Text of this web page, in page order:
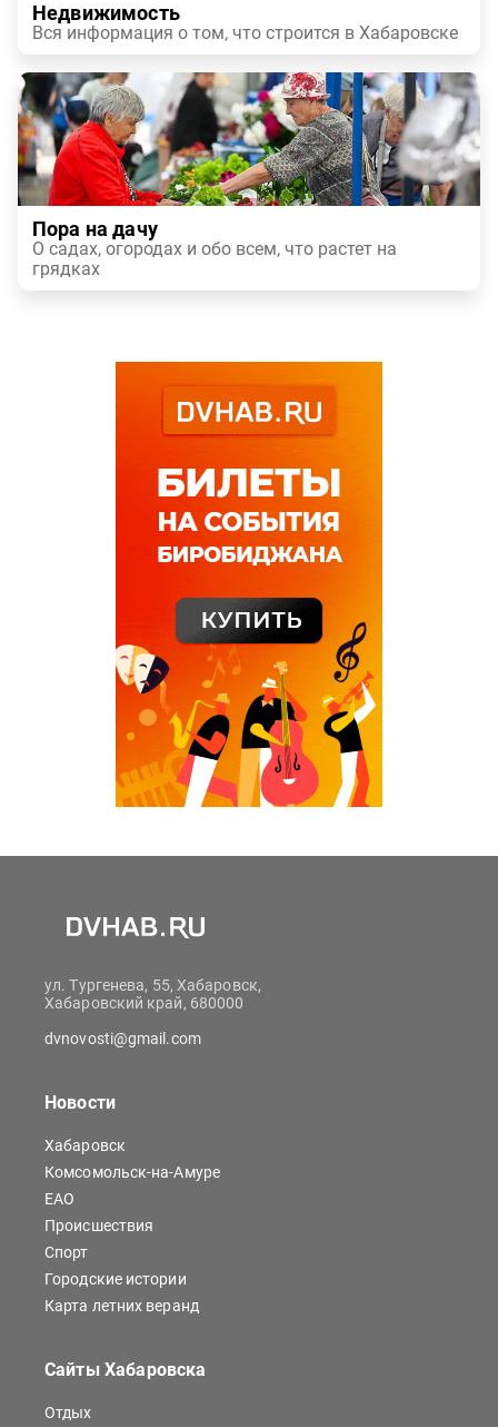
Недвижимость
Вся информация о том, что строится в Хабаровске
Пора на дачу
О садах, огородах и обо всем, что растет на
грядках
ул. Тургенева, 55, Хабаровск,
Хабаровский край, 680000
dvnovosti@gmail.com
Новости
Хабаровск
Комсомольск-на-Амуре
ЕАО
Происшествия
Спорт
Городские истории
Карта летних веранд
Сайты Хабаровска
Отдых